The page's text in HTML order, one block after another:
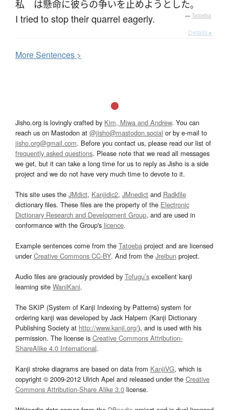
私 は懸命に彼らの争いを止めよう とした。
I tried to stop their quarrel eagerly. — Tatoeba
Details ▸
MoreSentences >
Jisho.org is lovingly crafted by Kim, Miwa and Andrew. You can
reach us on Mastodon at @jisho@mastodon.social or by e-mail to
jisho.org@gmail.com. Before you contact us, please read our list of
frequently asked questions. Please note that we read all messages
we get, but it can take a long time for us to reply as Jisho is a side
project and we do not have very much time to devote to it.
This site uses the JMdict, Kanjidic2, JMnedict and Radkfile
dictionary files. These files are the property of the Electronic
Dictionary Research and Development Group, and are used in
conformance with the Group's licence.
Example sentences come from the Tatoeba project and are licensed
underCreative Commons CC-BY. And from the Jreibun project.
Audio files are graciously provided by Tofugu’s excellent kanji
learning site WaniKani.
The SKIP (System of Kanji Indexing by Patterns) system for
ordering kanji was developed by Jack Halpern (Kanji Dictionary
Publishing Society at http://www.kanji.org/), and is used with his
permission. The license is Creative Commons Attribution-
ShareAlike 4.0 International.
Kanji stroke diagrams are based on data from KanjiVG, which is
copyright © 2009-2012 Ulrich Apel and released under the Creative
Commons Attribution-Share Alike 3.0 license.